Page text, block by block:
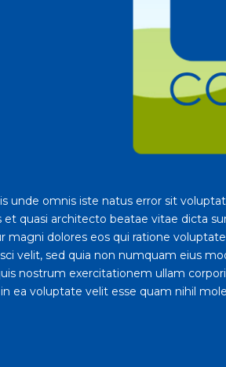
unde omnis iste natus error sit
quasi architecto beatae vitae dicta
magni dolores eos qui ratione
velit, sed quia non numquam eius
nostrum exercitationem ullam
ea voluptate velit esse quam nihil